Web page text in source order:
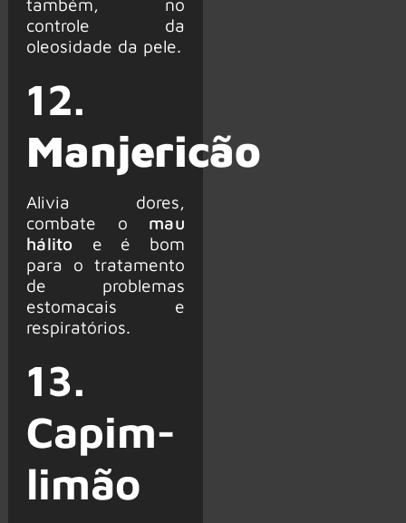
controle da
oleosidade da pele.
12.
Manjericão
Alivia dores,
combate o mau
hálito e é bom
para o tratamento
de problemas
estomacais e
respiratórios.
13.
Capim-
limão